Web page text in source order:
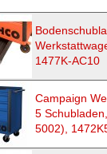
1477K-AC10
Campaign
5
5002),